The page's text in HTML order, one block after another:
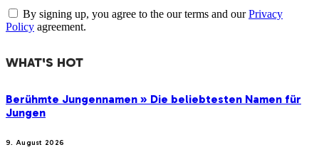
By signing up, you agree to the our terms and ourPrivacy
Policy agreement.
WHAT'S HOT
Berühmte Jungennamen » Die beliebtesten Namen für
Jungen
9. August 2026